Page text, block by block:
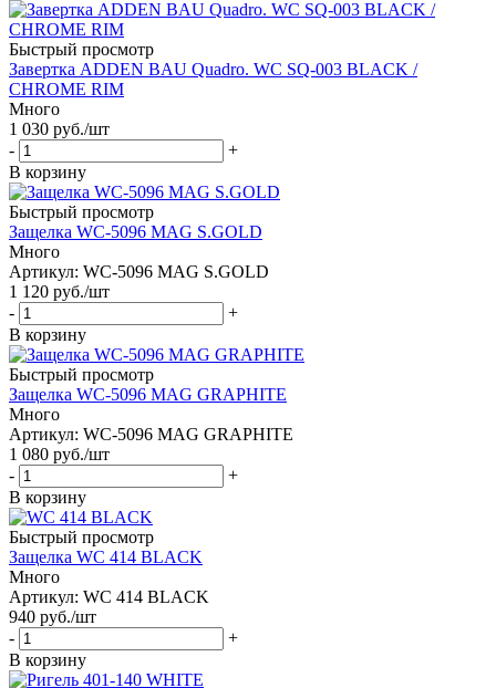
Быстрый просмотр
Завертка ADDEN BAU Quadro. WC SQ-003 BLACK /
CHROME RIM
Много
1 030 руб./шт
-
+
В корзину
Быстрый просмотр
Защелка WC-5096 MAG S.GOLD
Много
Артикул: WC-5096 MAG S.GOLD
1 120 руб./шт
-
+
В корзину
Быстрый просмотр
Защелка WC-5096 MAG GRAPHITE
Много
Артикул: WC-5096 MAG GRAPHITE
1 080 руб./шт
-
+
В корзину
Быстрый просмотр
Защелка WC 414 BLACK
Много
Артикул: WC 414 BLACK
940 руб./шт
-
+
В корзину